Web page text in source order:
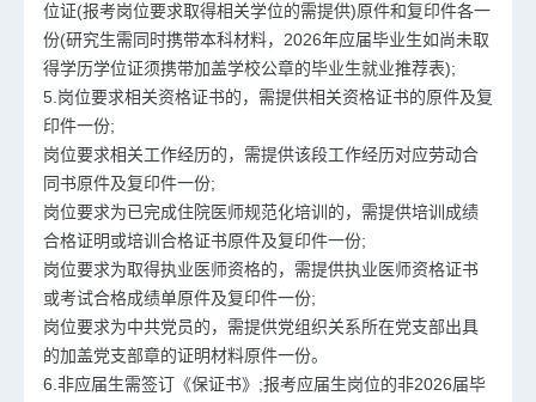
位证(报考岗位要求取得相关学位的需提供)原件和复印件各一
份(研究生需同时携带本科材料，2026年应届毕业生如尚未取
得学历学位证须携带加盖学校公章的毕业生就业推荐表);
5.岗位要求相关资格证书的，需提供相关资格证书的原件及复
印件一份;
岗位要求相关工作经历的，需提供该段工作经历对应劳动合
同书原件及复印件一份;
岗位要求为已完成住院医师规范化培训的，需提供培训成绩
合格证明或培训合格证书原件及复印件一份;
岗位要求为取得执业医师资格的，需提供执业医师资格证书
或考试合格成绩单原件及复印件一份;
岗位要求为中共党员的，需提供党组织关系所在党支部出具
的加盖党支部章的证明材料原件一份。
6.非应届生需签订《保证书》;报考应届生岗位的非2026届毕